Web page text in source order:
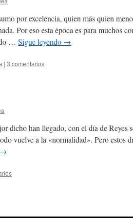
por excelencia, quien más quien
Por eso esta época es para muchos
… Sigue leyendo →
| 3 comentarios
dicho han llegado, con el día de Reyes
vuelve a la «normalidad». Pero estos